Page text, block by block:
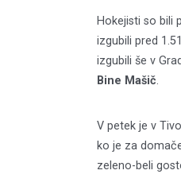
Hokejisti so bili
izgubili pred
izgubili še v
Bine Mašič.
V petek je v
ko je za
zeleno-beli